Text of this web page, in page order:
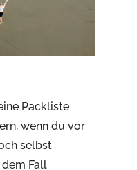
Packliste
wenn du vor
selbst
Fall